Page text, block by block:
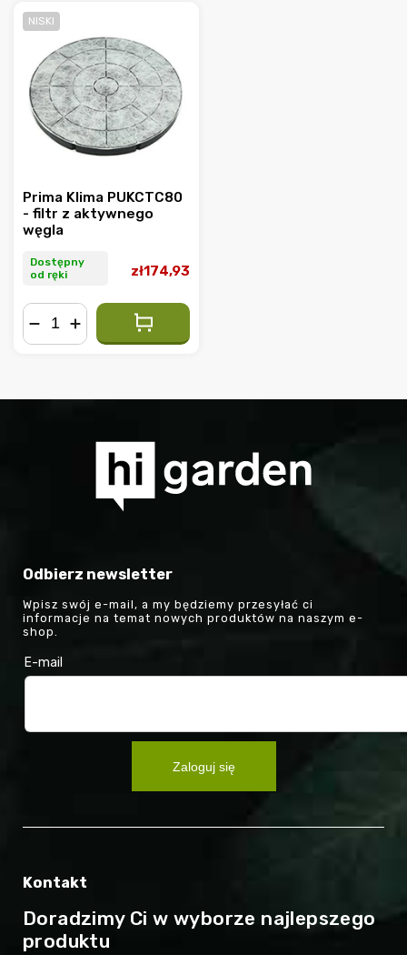
NISKI
Prima Klima PUKCTC80
- filtr z aktywnego
węgla
Dostępny
od ręki
zł174,93
Odbierz newsletter
Wpisz swój e-mail, a my będziemy przesyłać ci
informacje na temat nowych produktów na naszym e-
shop.
E-mail
Zaloguj się
Kontakt
Doradzimy Ci w wyborze najlepszego
produktu